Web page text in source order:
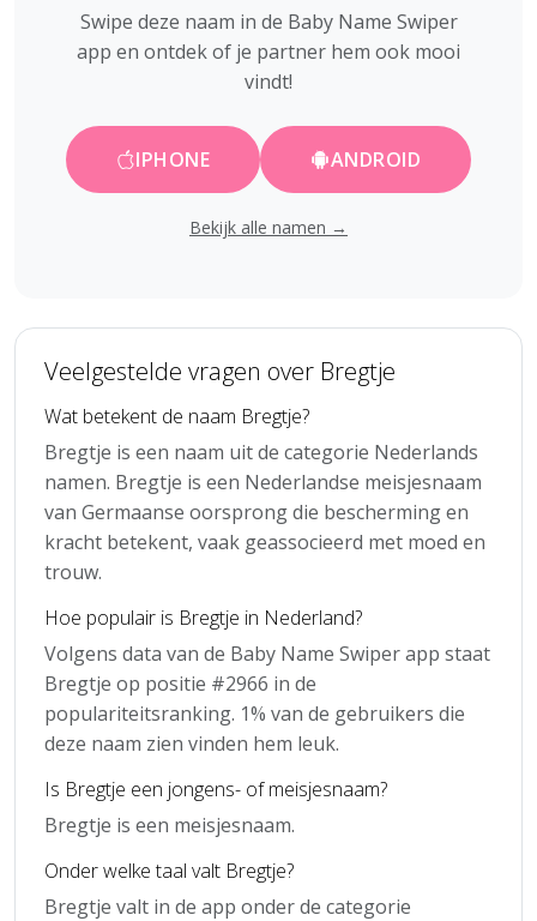
Swipe deze naam in de Baby Name Swiper
app en ontdek of je partner hem ook mooi
vindt!
IPHONE ANDROID
Bekijk alle namen →
Veelgestelde vragen over Bregtje
Wat betekent de naam Bregtje?
Bregtje is een naam uit de categorie Nederlands
namen. Bregtje is een Nederlandse meisjesnaam
van Germaanse oorsprong die bescherming en
kracht betekent, vaak geassocieerd met moed en
trouw.
Hoe populair is Bregtje in Nederland?
Volgens data van de Baby Name Swiper app staat
Bregtje op positie #2966 in de
populariteitsranking. 1% van de gebruikers die
deze naam zien vinden hem leuk.
Is Bregtje een jongens- of meisjesnaam?
Bregtje is een meisjesnaam.
Onder welke taal valt Bregtje?
Bregtje valt in de app onder de categorie